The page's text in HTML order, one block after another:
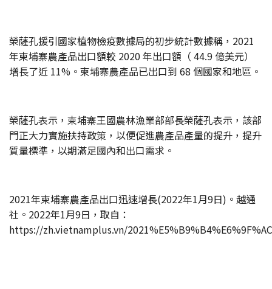
榮薩孔援引國家植物檢疫數據局的初步統計數據稱，2021
年柬埔寨農產品出口額較 2020 年出口額（ 44.9 億美元）
增長了近 11%。柬埔寨農產品已出口到 68 個國家和地區。
榮薩孔表示，柬埔寨王國農林漁業部部長榮薩孔表示，該部
門正大力實施扶持政策，以便促進農產品產量的提升，提升
質量標準，以期滿足國內和出口需求。
2021年柬埔寨農產品出口迅速增長(2022年1月9日)。越通
社。2022年1月9日，取自：
https://zh.vietnamplus.vn/